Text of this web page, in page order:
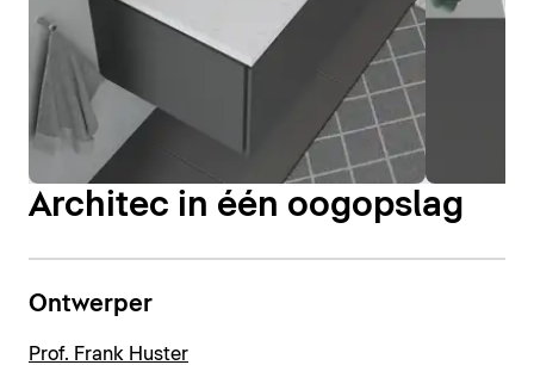
Architec in één oogopslag
Ontwerper
Prof. Frank Huster